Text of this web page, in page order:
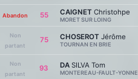
Abandon 55 CAIGNET Christohpe
MORET SUR LOING
Non
partant
75 CHOSEROT Jérôme
TOURNAN EN BRIE
Non
partant
93 DA SILVA Tom
MONTEREAU-FAULT-YONNE